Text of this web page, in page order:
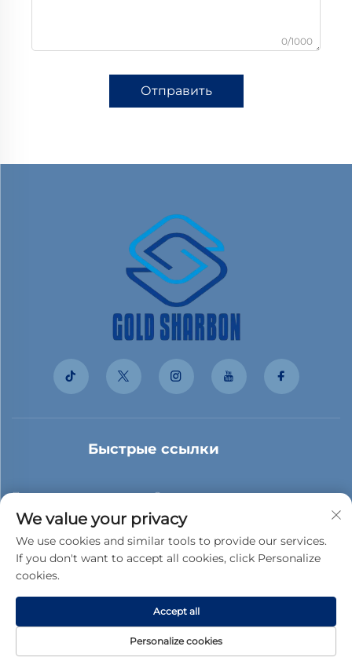
0/1000
Отправить
Быстрые ссылки
Продукция О нас
Случаи клиентов Новости
Связаться С Нами Блог
We value your privacy
We use cookies and similar tools to provide our services.
If you don't want to accept all cookies, click Personalize
cookies.
Personalize cookies
Accept all